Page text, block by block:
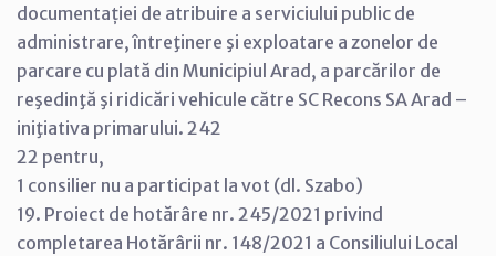
documentației de atribuire a serviciului public de
administrare, întreţinere şi exploatare a zonelor de
parcare cu plată din Municipiul Arad, a parcărilor de
reşedinţă şi ridicări vehicule către SC Recons SA Arad –
iniţiativa primarului. 242
22 pentru,
1 consilier nu a participat la vot (dl. Szabo)
19. Proiect de hotărâre nr. 245/2021 privind
completarea Hotărârii nr. 148/2021 a Consiliului Local